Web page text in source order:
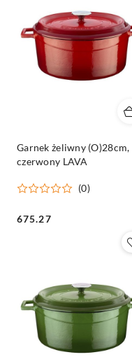
Garnek żeliwny (O)28cm,
czerwony LAVA
(0)
Cena:
675.27